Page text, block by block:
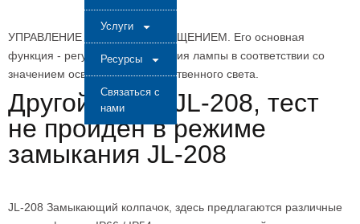
Услуги
Ресурсы
Связаться с
нами
УПРАВЛЕНИЕ УЛИЧНЫМ ОСВЕЩЕНИЕМ. Его основная
функция - регулировка включения лампы в соответствии со
значением освещенности естественного света.
Другой стиль JL-208, тест
не пройден в режиме
замыкания JL-208
JL-208 Замыкающий колпачок, здесь предлагаются различные